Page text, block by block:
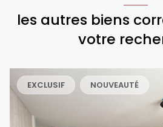
les autres biens
votre
EXCLUSIF NOUVEAUTÉ